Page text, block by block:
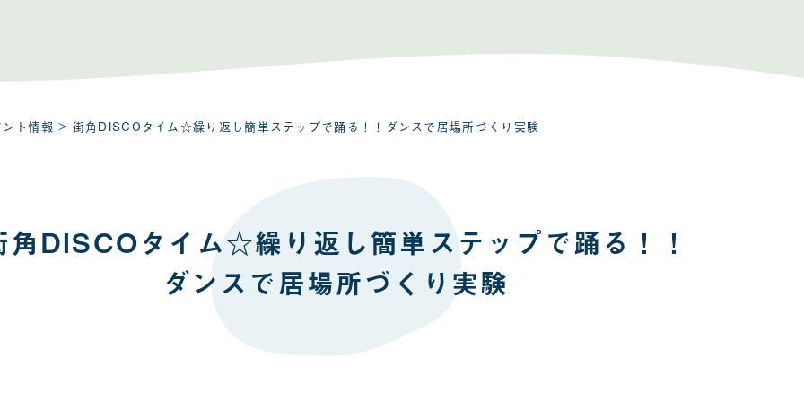
ト情報 > 街角DISCOタイム☆繰り返し簡単ステップで踊る！！ダンスで居場所づくり実験
角DISCOタイム☆繰り返し簡単ステップで踊る！！
ダンスで居場所づくり実験